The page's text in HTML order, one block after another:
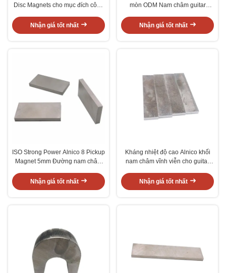
Disc Magnets cho mục đích công
Nhận giá tốt nhất
mòn ODM Nam châm guitar
Nhận giá tốt nhất
ISO Strong Power Alnico 8 Pickup
Magnet 5mm Đường nam châm
Nhận giá tốt nhất
Kháng nhiệt độ cao Alnico khối
nam châm vĩnh viễn cho guitar
Nhận giá tốt nhất